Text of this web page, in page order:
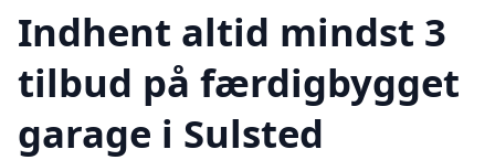
Indhent altid mindst 3
tilbud på færdigbygget
garage i Sulsted